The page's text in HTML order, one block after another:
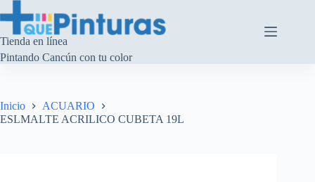
al
contenido
Tienda en línea
Pintando Cancún con tu color
Inicio
ACUARIO
ESLMALTE ACRILICO CUBETA 19L